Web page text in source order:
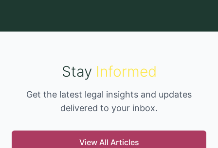
Stay Informed
Get the latest legal insights and updates
delivered to your inbox.
View All Articles